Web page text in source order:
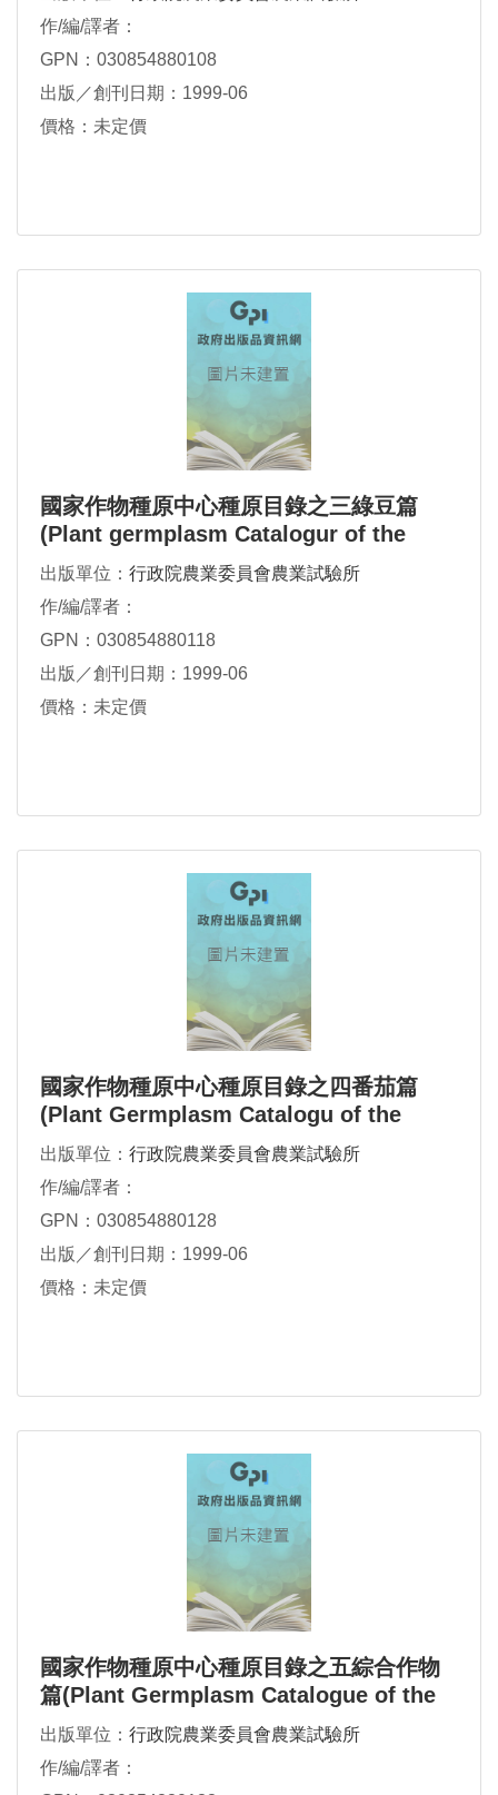
作/編/譯者：
GPN：030854880108
出版／創刊日期：1999-06
價格：未定價
國家作物種原中心種原目錄之三綠豆篇
(Plant germplasm Catalogur of the
National Plant Genetic Resources
出版單位： 行政院農業委員會農業試驗所
作/編/譯者：
GPN：030854880118
出版／創刊日期：1999-06
價格：未定價
國家作物種原中心種原目錄之四番茄篇
(Plant Germplasm Catalogu of the
National Plant Genetic Resources
出版單位： 行政院農業委員會農業試驗所
作/編/譯者：
GPN：030854880128
出版／創刊日期：1999-06
價格：未定價
國家作物種原中心種原目錄之五綜合作物
篇(Plant Germplasm Catalogue of the
National plant Genetic Resou
出版單位： 行政院農業委員會農業試驗所
作/編/譯者：